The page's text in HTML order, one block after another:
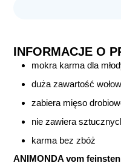
INFORMACJE O
mokra karma dla
duża zawartość
zabiera mięso
nie zawiera
karma bez zbóż
ANIMONDA vom